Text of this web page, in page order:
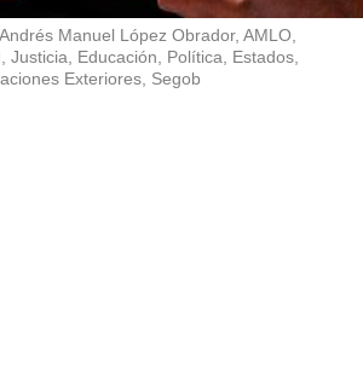
Manuel López Obrador, AMLO,
Justicia, Educación, Política, Estados,
Exteriores, Segob